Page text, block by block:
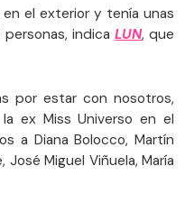
el exterior y tenía unas
personas, indicaLUN, que
por estar con nosotros,
ex Miss Universo en el
a Diana Bolocco, Martín
Miguel Viñuela, María